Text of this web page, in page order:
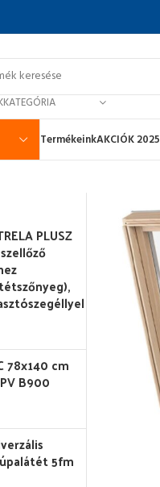
TermékeinkAKCIÓK 2025
PLUSZ
78x140 cm
B900
5fm